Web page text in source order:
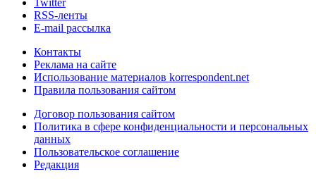
RSS-ленты
E-mail рассылка
Контакты
Реклама на сайте
Использование материалов korrespondent.net
Правила пользования сайтом
Договор пользования сайтом
Политика в сфере конфиденциальности и персональных
данных
Пользовательское соглашение
Редакция